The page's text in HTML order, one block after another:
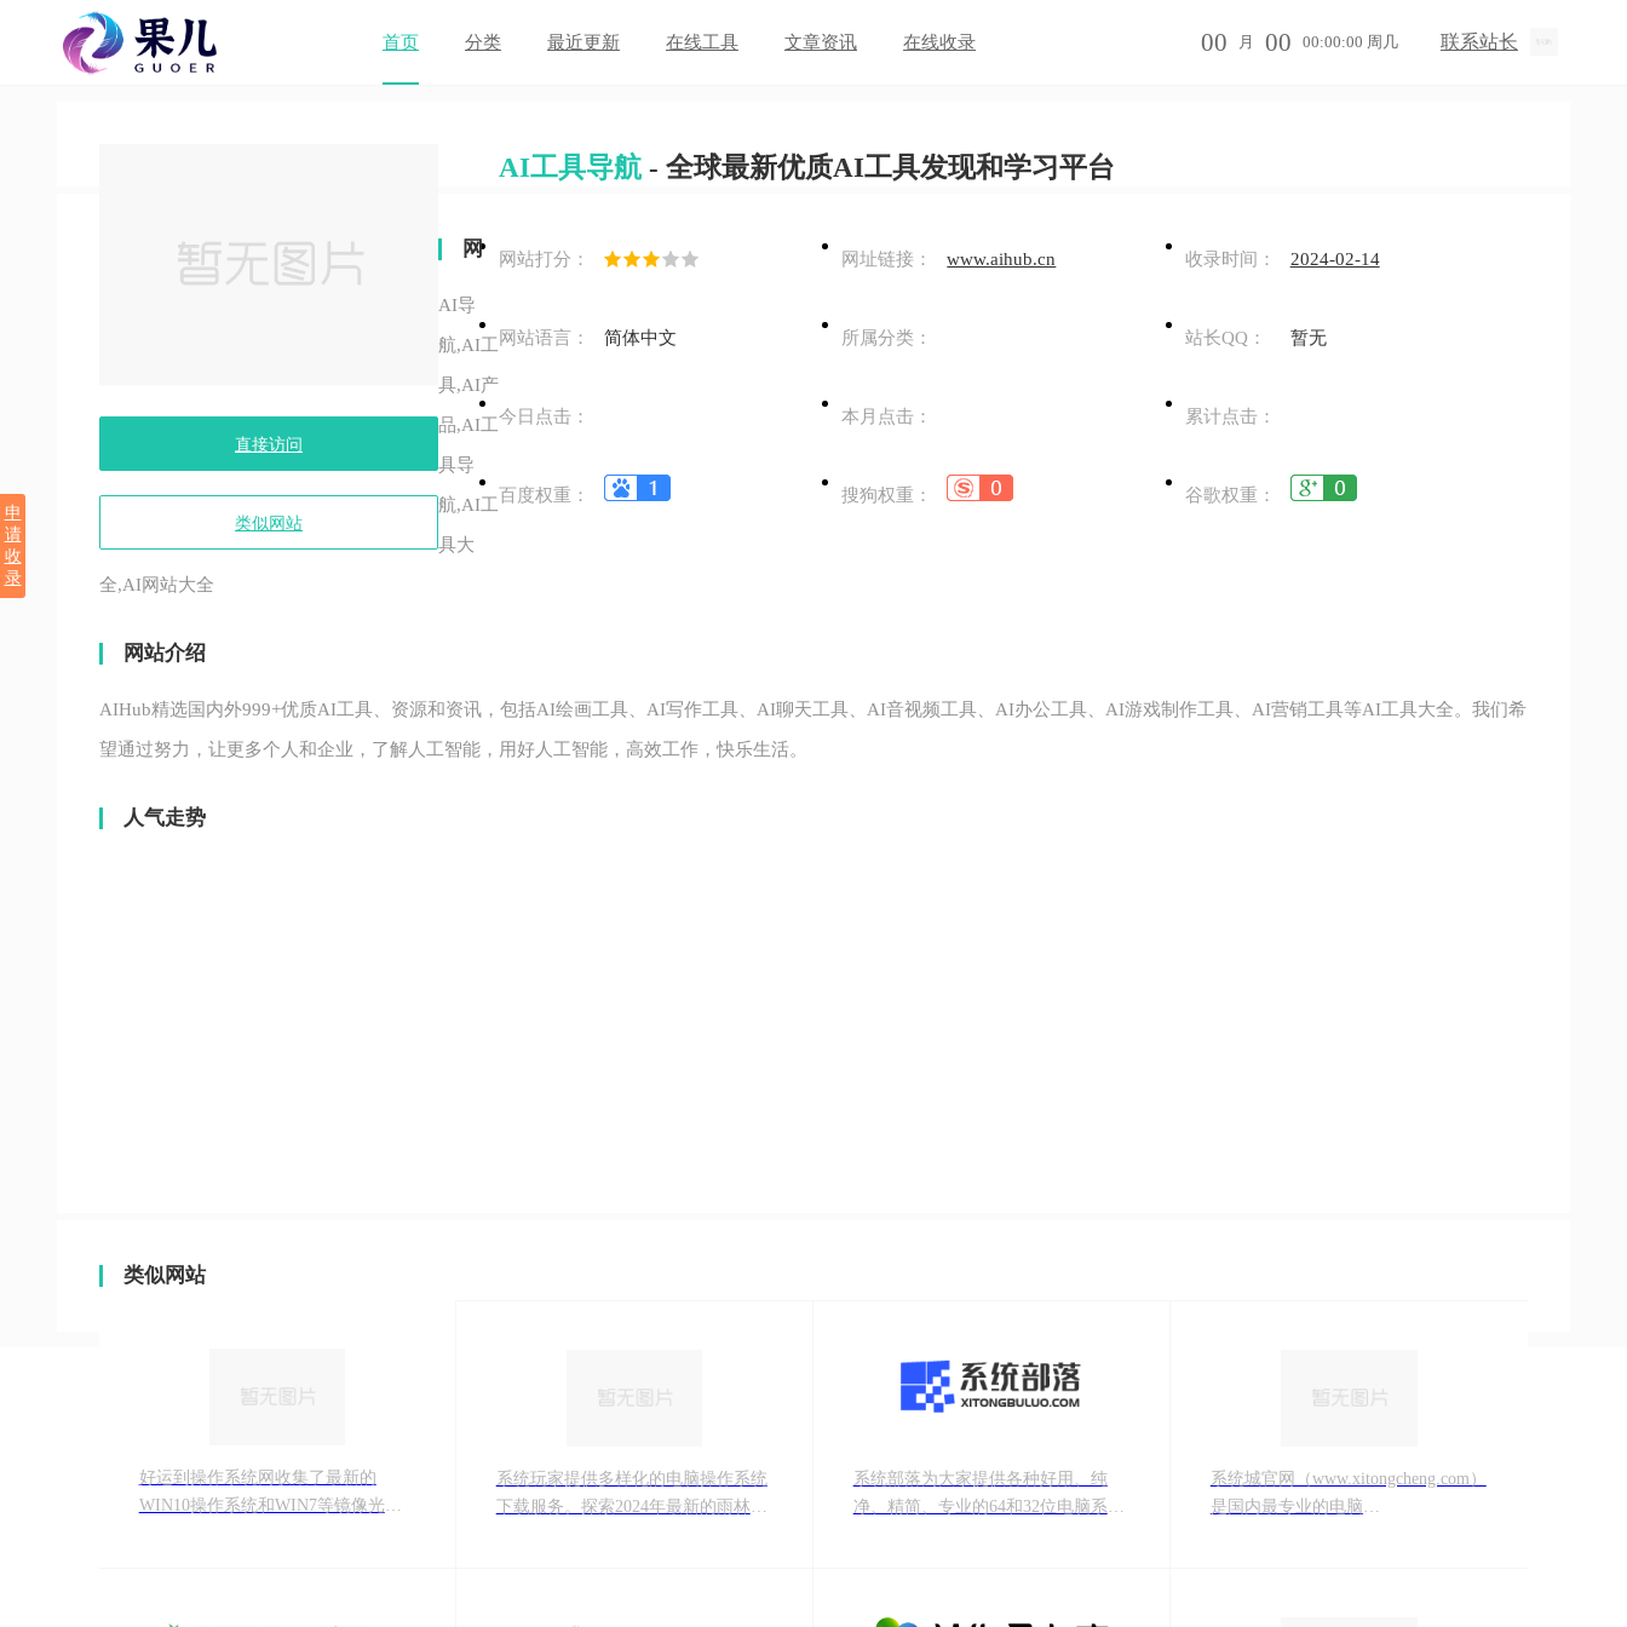
申
请
收
录
首页 分类 最近更新 在线工具 文章资讯 在线收录 00 月 00 00:00:00 周几 联系站长
直接访问
类似网站
AI工具导航- 全球最新优质AI工具发现和学习平台
网站打分： 网址链接： www.aihub.cn 收录时间： 2024-02-14
网站语言： 简体中文 所属分类： 站长QQ： 暂无
今日点击： 本月点击： 累计点击：
百度权重： 搜狗权重： 谷歌权重：
网
站
关
键
AI导
航,AI工
具,AI产
品,AI工
具导
航,AI工
具大
全,AI网站大全
网站介绍
AIHub精选国内外999+优质AI工具、资源和资讯，包括AI绘画工具、AI写作工具、AI聊天工具、AI音视频工具、AI办公工具、AI游戏制作工具、AI营销工具等AI工具大全。我们希
望通过努力，让更多个人和企业，了解人工智能，用好人工智能，高效工作，快乐生活。
人气走势
类似网站
好运到操作系统网收集了最新的
WIN10操作系统和WIN7等镜像光盘
系统玩家提供多样化的电脑操作系统
下载服务。探索2024年最新的雨林木
系统部落为大家提供各种好用、纯
净、精简、专业的64和32位电脑系统
系统城官网（www.xitongcheng.com）
是国内最专业的电脑